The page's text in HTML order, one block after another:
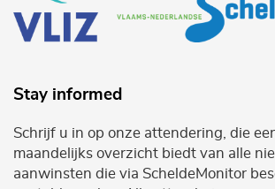
Stay informed
Schrijf u in op onze attendering, die
maandelijks overzicht biedt van alle
aanwinsten die via ScheldeMonitor